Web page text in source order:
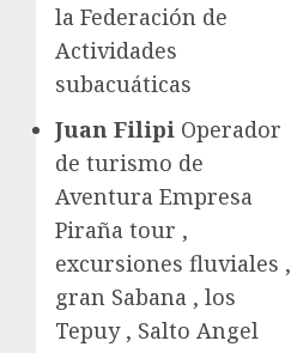
la Federación de
Actividades
subacuáticas
Juan Filipi Operador
de turismo de
Aventura Empresa
Piraña tour ,
excursiones fluviales ,
gran Sabana , los
Tepuy , Salto Angel